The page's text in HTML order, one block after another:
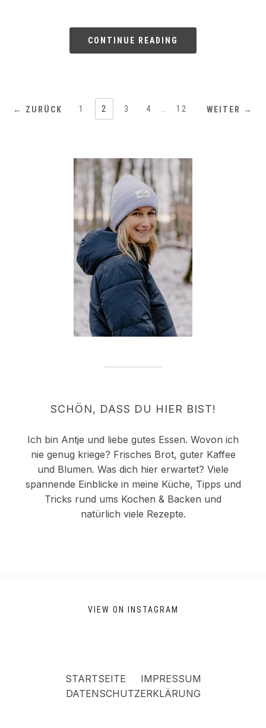
CONTINUE READING
← ZURÜCK 1 2 3 4 12 WEITER →
SCHÖN, DASS DU HIER BIST!
Ich bin Antje und liebe gutes Essen. Wovon ich
nie genug kriege? Frisches Brot, guter Kaffee
und Blumen. Was dich hier erwartet? Viele
spannende Einblicke in meine Küche, Tipps und
Tricks rund ums Kochen & Backen und
natürlich viele Rezepte.
VIEW ON INSTAGRAM
STARTSEITE
IMPRESSUM
DATENSCHUTZERKLÄRUNG